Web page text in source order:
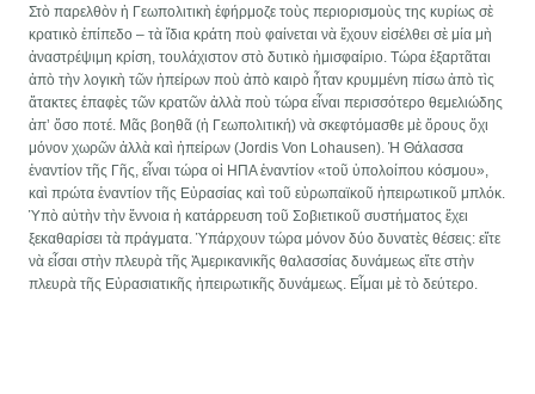
Στὸ παρελθὸν ἡ Γεωπολιτικὴ ἐφήρμοζε τοὺς περιορισμοὺς της κυρίως σὲ
κρατικὸ ἐπίπεδο – τὰ ἴδια κράτη ποὺ φαίνεται νὰ ἔχουν εἰσέλθει σὲ μία μὴ
ἀναστρέψιμη κρίση, τουλάχιστον στὸ δυτικὸ ἡμισφαίριο. Τώρα ἐξαρτᾶται
ἀπὸ τὴν λογικὴ τῶν ἠπείρων ποὺ ἀπὸ καιρὸ ἦταν κρυμμένη πίσω ἀπὸ τὶς
ἄτακτες ἐπαφὲς τῶν κρατῶν ἀλλὰ ποὺ τώρα εἶναι περισσότερο θεμελιώδης
ἀπ’ ὅσο ποτέ. Μᾶς βοηθᾶ (ἡ Γεωπολιτική) νὰ σκεφτόμασθε μὲ ὅρους ὄχι
μόνον χωρῶν ἀλλὰ καὶ ἠπείρων (Jordis Von Lohausen). Ἡ Θάλασσα
ἐναντίον τῆς Γῆς, εἶναι τώρα οἱ ΗΠΑ ἐναντίον «τοῦ ὑπολοίπου κόσμου»,
καὶ πρώτα ἐναντίον τῆς Εὐρασίας καὶ τοῦ εὐρωπαϊκοῦ ἠπειρωτικοῦ μπλόκ.
Ὑπὸ αὐτὴν τὴν ἔννοια ἡ κατάρρευση τοῦ Σοβιετικοῦ συστήματος ἔχει
ξεκαθαρίσει τὰ πράγματα. Ὑπάρχουν τώρα μόνον δύο δυνατὲς θέσεις: εἴτε
νὰ εἶσαι στὴν πλευρὰ τῆς Ἀμερικανικῆς θαλασσίας δυνάμεως εἴτε στὴν
πλευρὰ τῆς Εὐρασιατικῆς ἠπειρωτικῆς δυνάμεως. Εἶμαι μὲ τὸ δεύτερο.